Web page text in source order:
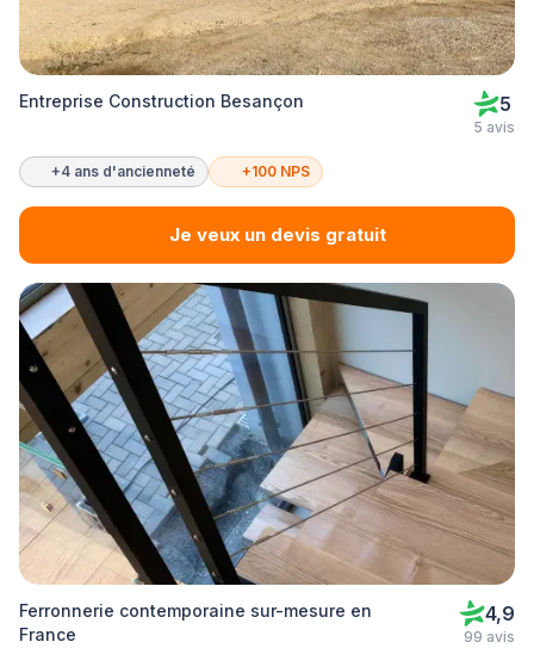
Entreprise Construction Besançon 5
5 avis
+4 ans d'ancienneté +100 NPS
Je veux un devis gratuit
Ferronnerie contemporaine sur-mesure en
France
4,9
99 avis